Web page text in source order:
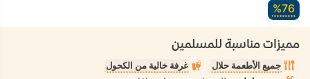
76‏%
مميزات مناسبة للمسلمين
جميع الأطعمة حلال
غرفة خالية من الكحول